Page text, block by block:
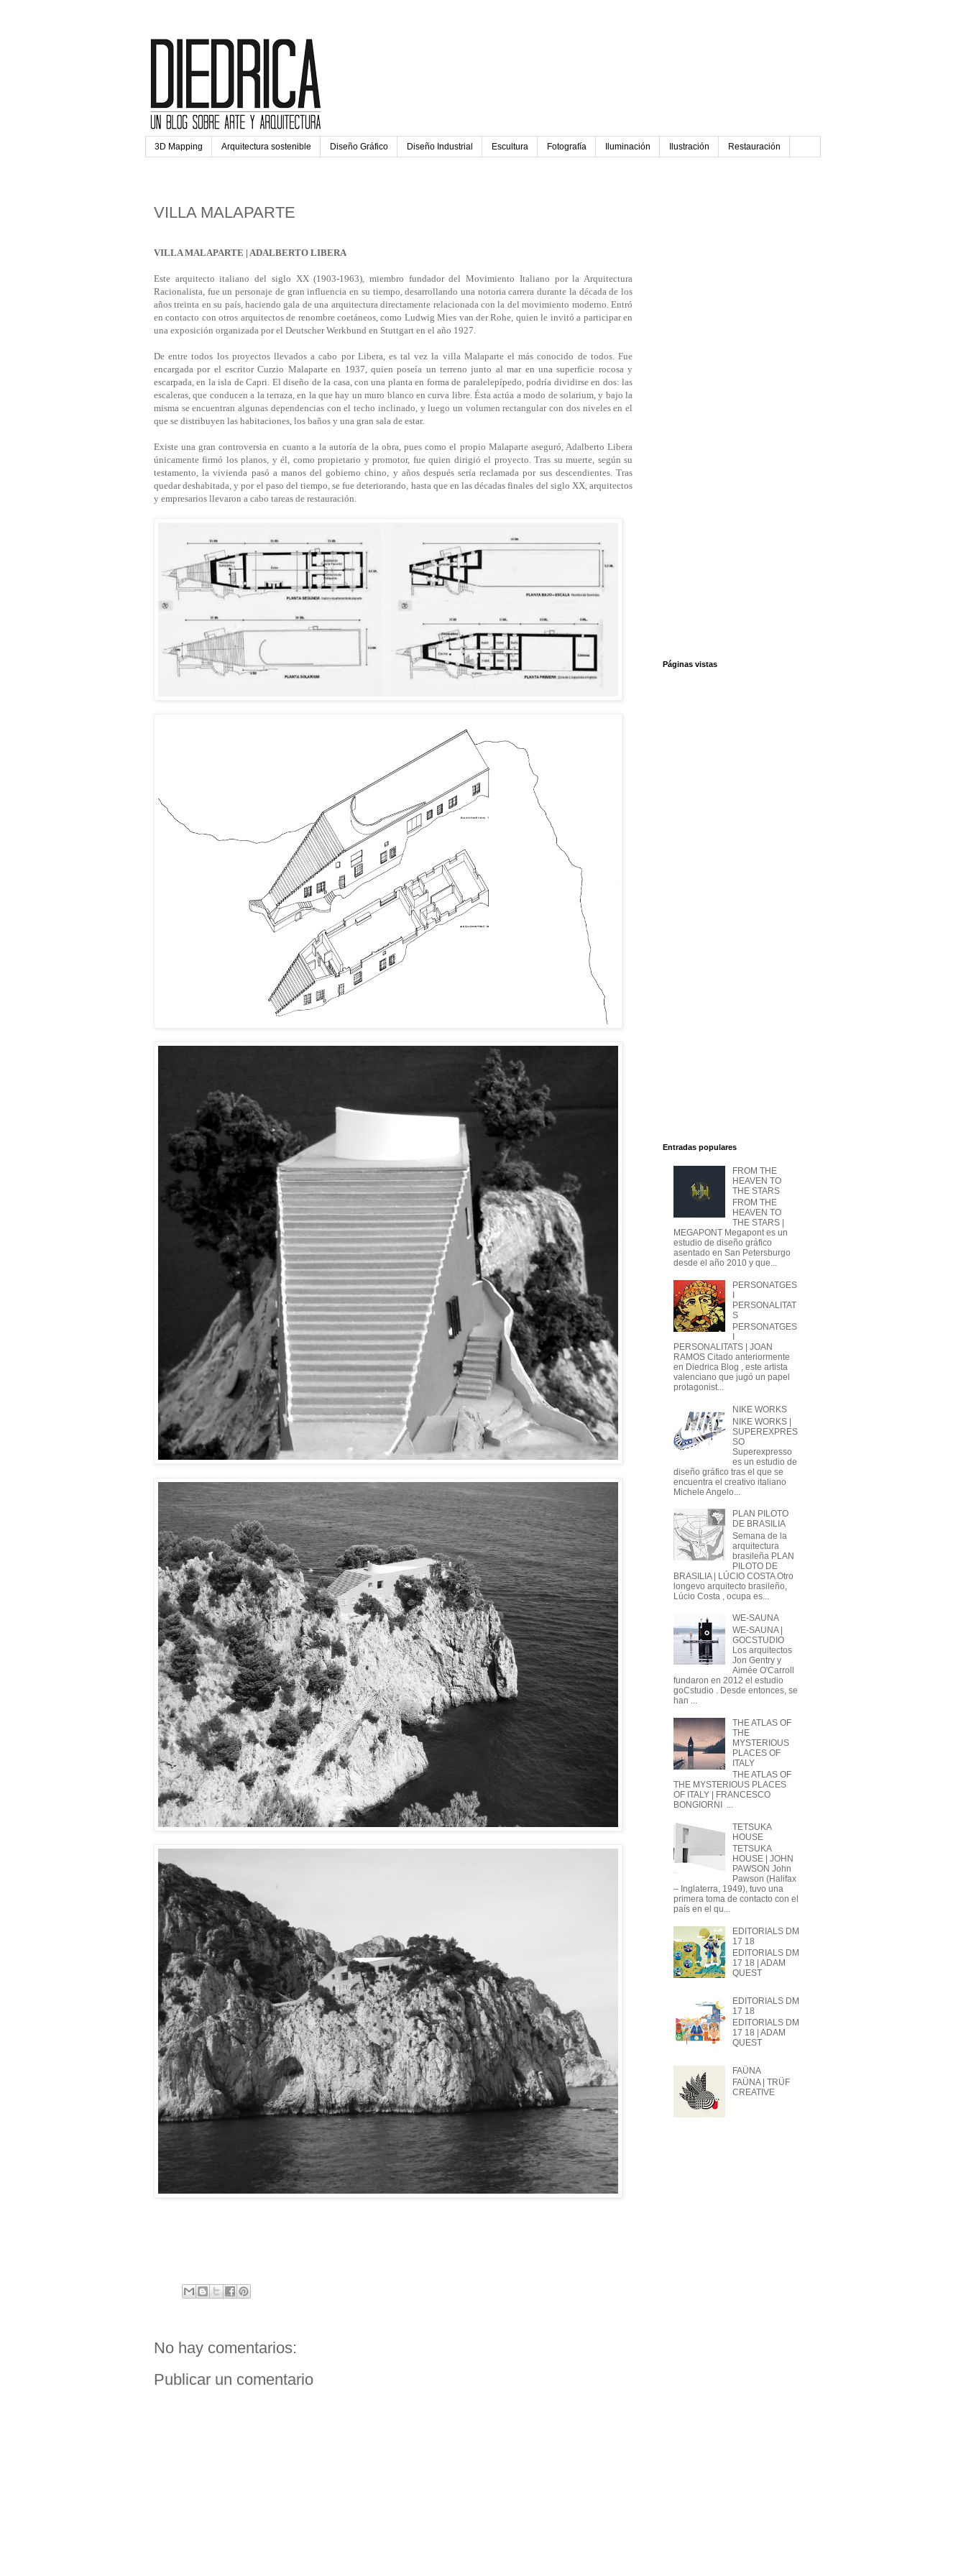
3D Mapping Arquitectura sostenible Diseño Gráfico Diseño Industrial Escultura Fotografía Iluminación Ilustración Restauración
VILLA MALAPARTE
VILLA MALAPARTE | ADALBERTO LIBERA
Este arquitecto italiano del siglo XX (1903-1963), miembro fundador del Movimiento Italiano por la Arquitectura
Racionalista, fue un personaje de gran influencia en su tiempo, desarrollando una notoria carrera durante la década de los
años treinta en su país, haciendo gala de una arquitectura directamente relacionada con la del movimiento moderno. Entró
en contacto con otros arquitectos de renombre coetáneos, como Ludwig Mies van der Rohe, quien le invitó a participar en
una exposición organizada por el Deutscher Werkbund en Stuttgart en el año 1927.
De entre todos los proyectos llevados a cabo por Libera, es tal vez la villa Malaparte el más conocido de todos. Fue
encargada por el escritor Curzio Malaparte en 1937, quien poseía un terreno junto al mar en una superficie rocosa y
escarpada, en la isla de Capri. El diseño de la casa, con una planta en forma de paralelepípedo, podría dividirse en dos: las
escaleras, que conducen a la terraza, en la que hay un muro blanco en curva libre. Ésta actúa a modo de solarium, y bajo la
misma se encuentran algunas dependencias con el techo inclinado, y luego un volumen rectangular con dos niveles en el
que se distribuyen las habitaciones, los baños y una gran sala de estar.
Existe una gran controversia en cuanto a la autoría de la obra, pues como el propio Malaparte aseguró, Adalberto Libera
únicamente firmó los planos, y él, como propietario y promotor, fue quien dirigió el proyecto. Tras su muerte, según su
testamento, la vivienda pasó a manos del gobierno chino, y años después sería reclamada por sus descendientes. Tras
quedar deshabitada, y por el paso del tiempo, se fue deteriorando, hasta que en las décadas finales del siglo XX, arquitectos
y empresarios llevaron a cabo tareas de restauración.
No hay comentarios:
Publicar un comentario
Páginas vistas
Entradas populares
FROM THE
HEAVEN TO
THE STARS
FROM THE
HEAVEN TO
THE STARS |
MEGAPONT Megapont es un
estudio de diseño gráfico
asentado en San Petersburgo
desde el año 2010 y que...
PERSONATGES
PERSONALITAT
S
PERSONATGES
PERSONALITATS | JOAN
RAMOS Citado anteriormente
en Diedrica Blog , este artista
valenciano que jugó un papel
protagonist...
NIKE WORKS
NIKE WORKS |
SUPEREXPRES
SO
Superexpresso
es un estudio de
diseño gráfico tras el que se
encuentra el creativo italiano
Michele Angelo...
PLAN PILOTO
DE BRASILIA
Semana de la
arquitectura
brasileña PLAN
PILOTO DE
BRASILIA | LÚCIO COSTA Otro
longevo arquitecto brasileño,
Lúcio Costa , ocupa es...
WE-SAUNA
WE-SAUNA |
GOCSTUDIO
Los arquitectos
Jon Gentry y
Aimée O'Carroll
fundaron en 2012 el estudio
goCstudio . Desde entonces, se
han ...
THE ATLAS OF
THE
MYSTERIOUS
PLACES OF
ITALY
THE ATLAS OF
THE MYSTERIOUS PLACES
OF ITALY | FRANCESCO
BONGIORNI ...
TETSUKA
HOUSE
TETSUKA
HOUSE | JOHN
PAWSON John
Pawson (Halifax
– Inglaterra, 1949), tuvo una
primera toma de contacto con el
país en el qu...
EDITORIALS DM
17 18
EDITORIALS DM
17 18 | ADAM
QUEST
EDITORIALS DM
17 18
EDITORIALS DM
17 18 | ADAM
QUEST
FAÜNA
FAÜNA | TRÜF
CREATIVE